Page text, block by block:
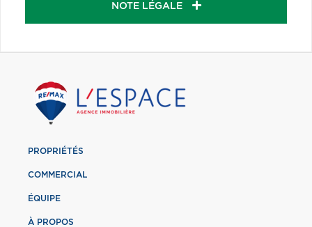
NOTE LÉGALE
PROPRIÉTÉS
COMMERCIAL
ÉQUIPE
À PROPOS